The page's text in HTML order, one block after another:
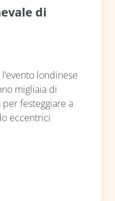
di
londinese
migliaia di
festeggiare a
eccentrici